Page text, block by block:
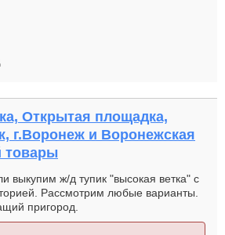
Открытая площадка,
г.Воронеж и Воронежская
товары
выкупим ж/д тупик "высокая ветка" с
Рассмотрим любые варианты.
пригород.